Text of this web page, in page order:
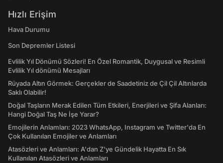
Hızlı Erişim
Hava Durumu
Son Depremler Listesi
Evlilik Yıl Dönümü Sözleri! En Özel Romantik, Duygusal ve Resimli
Evlilik Yıl dönümü Mesajları
Rüyada Altın Görmek: Gerçekler de Saadetiniz de Çil Çil Altınlarda
Saklı Olabilir!
Doğal Taşların Merak Edilen Tüm Etkileri, Enerjileri ve Şifa Alanları:
Hangi Doğal Taş Ne İşe Yarar?
Emojilerin Anlamları: 2023 WhatsApp, Instagram ve Twitter'da En
Çok Kullanılan Emojiler ve Anlamları
Atasözleri ve Anlamları: A'dan Z'ye Gündelik Hayatta En Sık
Kullanılan Atasözleri ve Anlamları